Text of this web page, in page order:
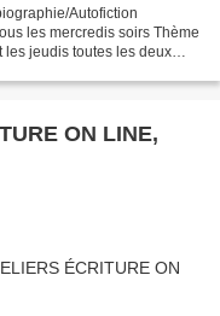
Autofiction
les mercredis soirs Thème
les jeudis toutes les deux
ON LINE,